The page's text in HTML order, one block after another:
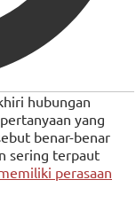
hubungan
yang
benar-benar
sering terpaut
perasaan